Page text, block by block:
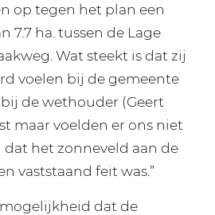
op tegen het plan een
7.7 ha. tussen de Lage
Wat steekt is dat zij
voelen bij de gemeente
bij de wethouder (Geert
maar voelden er ons niet
dat het zonneveld aan de
vaststaand feit was.”
dat de